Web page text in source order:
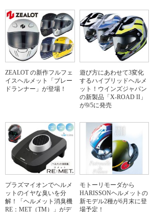
ZEALOT の新作フルフェ
イスヘルメット「ブレー
ドランナー」が登場！
遊び方にあわせて3変化
するハイブリッドヘルメ
ット！ウインズジャパン
の新製品「X-ROAD II」
が9/5に発売
プラズマイオンでヘルメ
ットのイヤな臭いを分
解！「ヘルメット消臭機
RE：MET（TM）」がデ
モトーリモーダから
HARISSONヘルメットの
新モデル2種が6月末に登
場予定！